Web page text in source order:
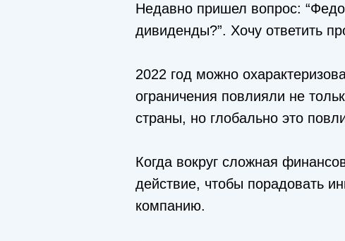
Недавно пришел вопрос:
дивиденды?”. Хочу ответить
2022 год можно
ограничения повлияли не
страны, но глобально это
Когда вокруг сложная
действие, чтобы порадовать
компанию.